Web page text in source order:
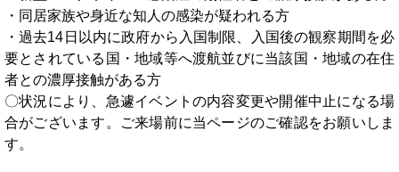
・同居家族や身近な知人の感染が疑われる方
・過去14日以内に政府から入国制限、入国後の観察期間を必
要とされている国・地域等へ渡航並びに当該国・地域の在住
者との濃厚接触がある方
〇状況により、急遽イベントの内容変更や開催中止になる場
合がございます。ご来場前に当ページのご確認をお願いしま
す。